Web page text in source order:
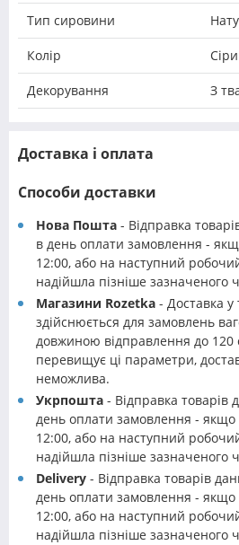
Тип сировини
Колір
Декорування З
Доставка і оплата
Способи доставки
Нова Пошта - Відправка
в день оплати замовлення -
12:00, або на наступний
надійшла пізніше зазначеного
Магазини Rozetka - Доставка у
здійснюється для замовлень
довжиною відправлення до
перевищує ці параметри,
неможлива.
Укрпошта - Відправка товарів
день оплати замовлення - якщо
12:00, або на наступний
надійшла пізніше зазначеного
Delivery - Відправка товарів
день оплати замовлення - якщо
12:00, або на наступний
надійшла пізніше зазначеного